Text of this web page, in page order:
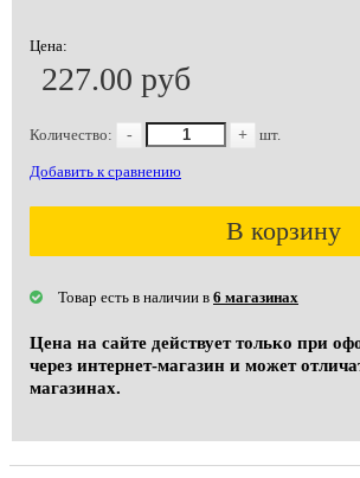
Цена:
227.00 руб
Количество: - + шт.
Добавить к сравнению
В корзину
Товар есть в наличии в 6 магазинах
Цена на сайте действует только при
через интернет-магазин и может
магазинах.